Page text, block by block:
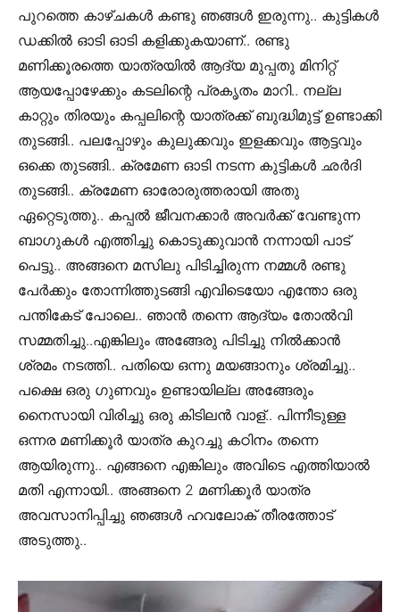
പുറത്തെ കാഴ്‍ചകൾ കണ്ടു ഞങ്ങൾ ഇരുന്നു.. കുട്ടികൾ
ഡക്കിൽ ഓടി ഓടി കളിക്കുകയാണ്.. രണ്ടു
മണിക്കൂരത്തെ യാത്രയിൽ ആദ്യ മുപ്പതു മിനിറ്റ്
ആയപ്പോഴേക്കും കടലിന്റെ പ്രകൃതം മാറി.. നല്ല
കാറ്റും തിരയും കപ്പലിന്റെ യാത്രക്ക് ബുദ്ധിമുട്ട് ഉണ്ടാക്കി
തുടങ്ങി.. പലപ്പോഴും കുലുക്കവും ഇളക്കവും ആട്ടവും
ഒക്കെ തുടങ്ങി.. ക്രമേണ ഓടി നടന്ന കുട്ടികൾ ഛർദി
തുടങ്ങി.. ക്രമേണ ഓരോരുത്തരായി അതു
ഏറ്റെടുത്തു.. കപ്പൽ ജീവനക്കാർ അവർക്ക് വേണ്ടുന്ന
ബാഗുകൾ എത്തിച്ചു കൊടുക്കുവാൻ നന്നായി പാട്
പെട്ടു.. അങ്ങനെ മസിലു പിടിച്ചിരുന്ന നമ്മൾ രണ്ടു
പേർക്കും തോന്നിത്തുടങ്ങി എവിടെയോ എന്തോ ഒരു
പന്തികേട് പോലെ.. ഞാൻ തന്നെ ആദ്യം തോൽവി
സമ്മതിച്ചു..എങ്കിലും അങ്ങേരു പിടിച്ചു നിൽക്കാൻ
ശ്രമം നടത്തി.. പതിയെ ഒന്നു മയങ്ങാനും ശ്രമിച്ചു..
പക്ഷെ ഒരു ഗുണവും ഉണ്ടായില്ല അങ്ങേരും
നൈസായി വിരിച്ചു ഒരു കിടിലൻ വാള്.. പിന്നീടുള്ള
ഒന്നര മണിക്കൂർ യാത്ര കുറച്ചു കഠിനം തന്നെ
ആയിരുന്നു.. എങ്ങനെ എങ്കിലും അവിടെ എത്തിയാൽ
മതി എന്നായി.. അങ്ങനെ 2 മണിക്കൂർ യാത്ര
അവസാനിപ്പിച്ചു ഞങ്ങൾ ഹവലോക് തീരത്തോട്
അടുത്തു..